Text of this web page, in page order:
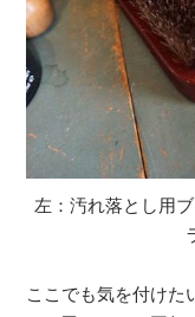
左：汚れ落とし用
ここでも気を付けた